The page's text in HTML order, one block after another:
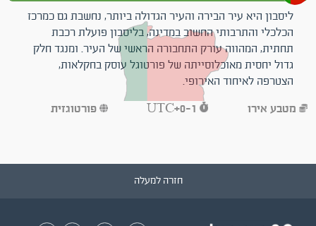
ליסבון היא עיר הבירה והעיר הגדולה ביותר, נחשבת גם כמרכז
הכלכלי והתרבותי החשוב במדינה, בליסבון פועלת רכבת
תחתית, המהווה עורק התחבורה הראשי של העיר. ומנגד חלק
גדול יחסית מאוכלוסייתה של פורטוגל עוסק בחקלאות,
הצטרפה לאיחוד האירופי.
מטבעאירו פורטוגזית
חזרה למעלה